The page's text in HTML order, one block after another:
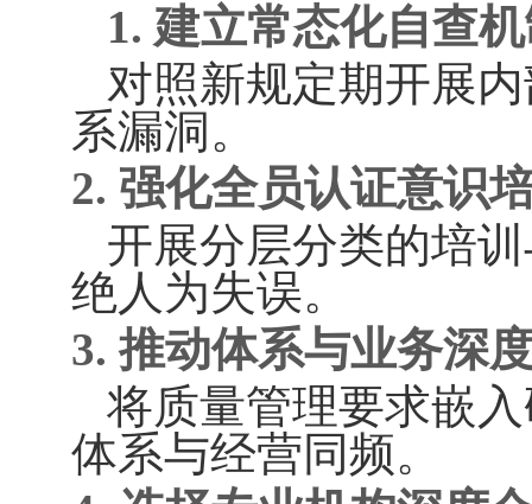
1. 建立常态化自查
对照新规定期开展
系漏洞。
2. 强化全员认证意识
开展分层分类的培
绝人为失误。
3. 推动体系与业务深
将质量管理要求嵌
体系与经营同频。